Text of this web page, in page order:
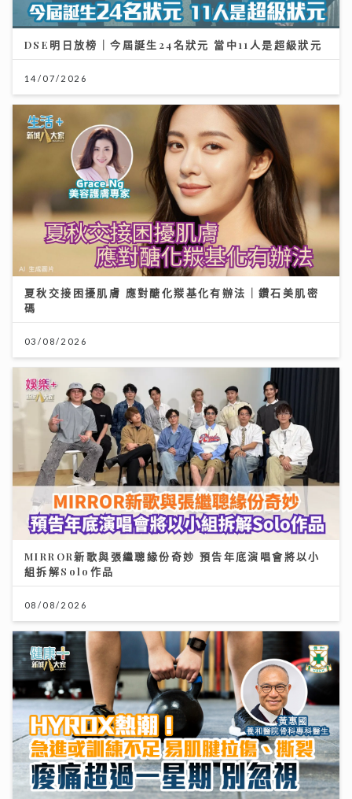
DSE明日放榜｜今屆誕生24名狀元 當中11人是超級狀元
14/07/2026
夏秋交接困擾肌膚 應對醣化羰基化有辦法｜鑽石美肌密
碼
03/08/2026
MIRROR新歌與張繼聰緣份奇妙 預告年底演唱會將以小
組拆解Solo作品
08/08/2026